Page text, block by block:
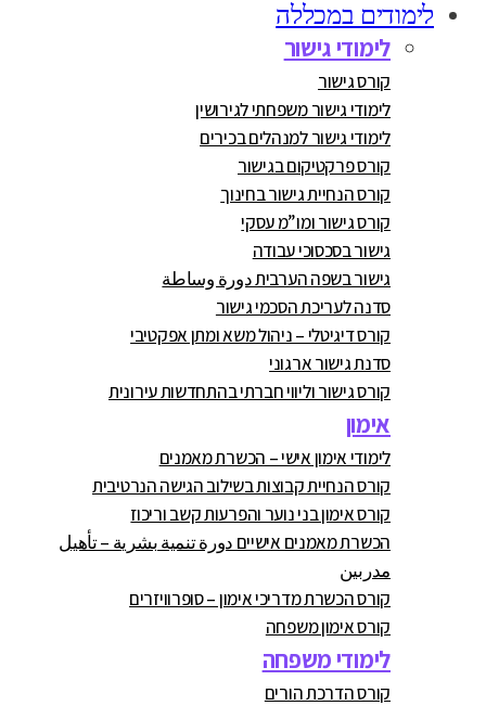
לימודים במכללה
לימודי גישור
קורס גישור
לימודי גישור משפחתי לגירושין
לימודי גישור למנהלים בכירים
קורס פרקטיקום בגישור
קורס הנחיית גישור בחינוך
קורס גישור ומו”מ עסקי
גישור בסכסוכי עבודה
גישור בשפה הערבית دورة وساطة
סדנה לעריכת הסכמי גישור
קורס דיגיטלי – ניהול משא ומתן אפקטיבי
סדנת גישור ארגוני
קורס גישור וליווי חברתי בהתחדשות עירונית
אימון
לימודי אימון אישי – הכשרת מאמנים
קורס הנחיית קבוצות בשילוב הגישה הנרטיבית
קורס אימון בני נוער והפרעות קשב וריכוז
הכשרת מאמנים אישיים دورة تنمية بشرية – تأهيل
مدربين
קורס הכשרת מדריכי אימון – סופרוויזרים
קורס אימון משפחה
לימודי משפחה
קורס הדרכת הורים